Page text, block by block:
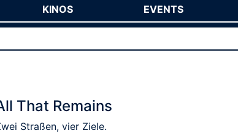
KINOS EVENTS
That Remains
Straßen, vier Ziele.